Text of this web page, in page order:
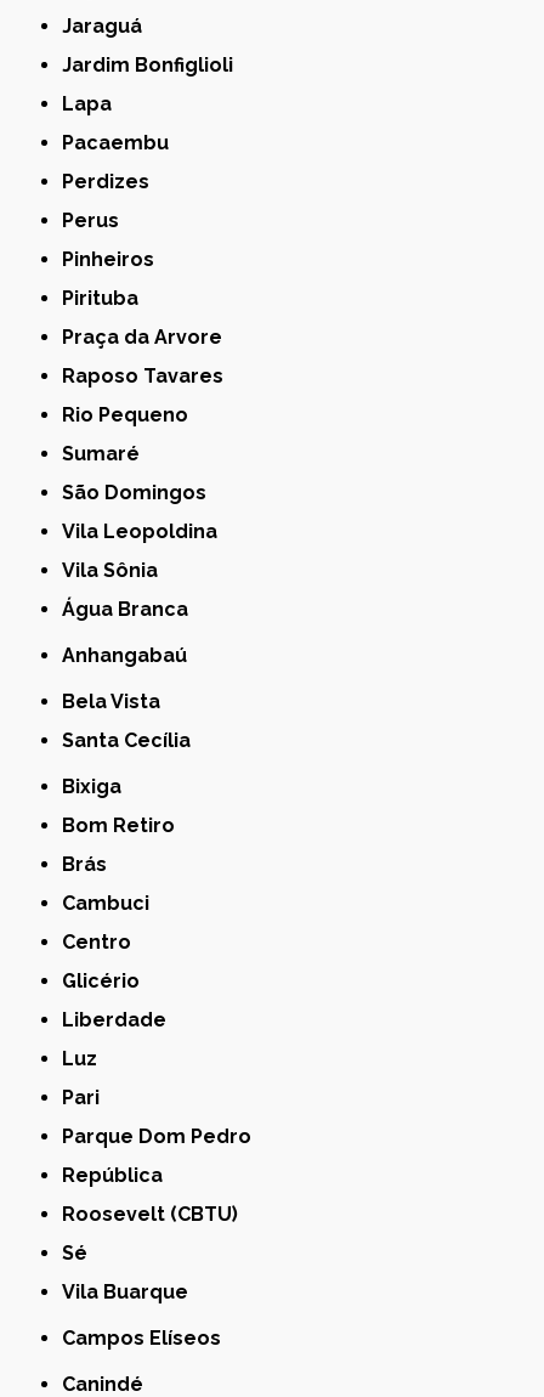
Jaraguá
Jardim Bonfiglioli
Lapa
Pacaembu
Perdizes
Perus
Pinheiros
Pirituba
Praça da Arvore
Raposo Tavares
Rio Pequeno
Sumaré
São Domingos
Vila Leopoldina
Vila Sônia
Água Branca
Anhangabaú
Bela Vista
Santa Cecília
Bixiga
Bom Retiro
Brás
Cambuci
Centro
Glicério
Liberdade
Luz
Pari
Parque Dom Pedro
República
Roosevelt (CBTU)
Sé
Vila Buarque
Campos Elíseos
Canindé